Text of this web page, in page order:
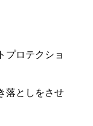
プロテクショ
落としをさせ